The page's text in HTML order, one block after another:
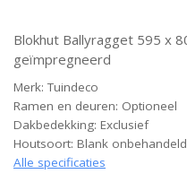
Blokhut Ballyragget 595 x
geïmpregneerd
Merk: Tuindeco
Ramen en deuren: Optioneel
Dakbedekking: Exclusief
Houtsoort: Blank
Alle specificaties